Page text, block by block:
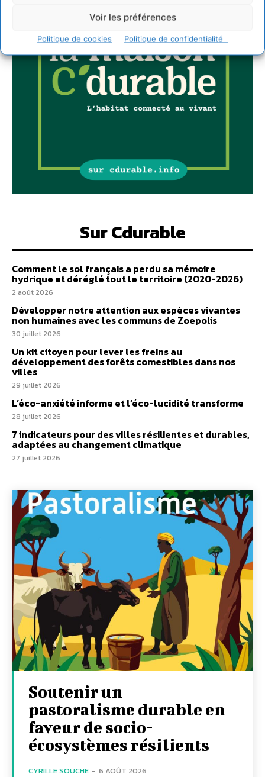
Voir les préférences
Politique de cookies Politique de confidentialité
Sur Cdurable
Comment le sol français a perdu sa mémoire
hydrique et déréglé tout le territoire (2020-2026)
2 août 2026
Développer notre attention aux espèces vivantes
non humaines avec les communs de Zoepolis
30 juillet 2026
Un kit citoyen pour lever les freins au
développement des forêts comestibles dans nos
villes
29 juillet 2026
L’éco-anxiété informe et l’éco-lucidité transforme
28 juillet 2026
7 indicateurs pour des villes résilientes et durables,
adaptées au changement climatique
27 juillet 2026
Soutenir un
pastoralisme durable en
faveur de socio-
écosystèmes résilients
CYRILLE SOUCHE - 6 AOÛT 2026